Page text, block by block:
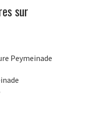
sur
Peymeinade